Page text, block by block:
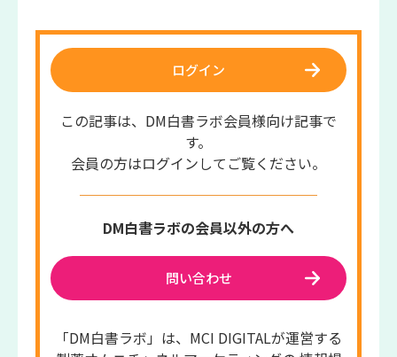
ログイン
この記事は、DM白書ラボ会員様向け記事で
す。
会員の方はログインしてご覧ください。
DM白書ラボの会員以外の方へ
問い合わせ
「DM白書ラボ」は、MCI DIGITALが運営する